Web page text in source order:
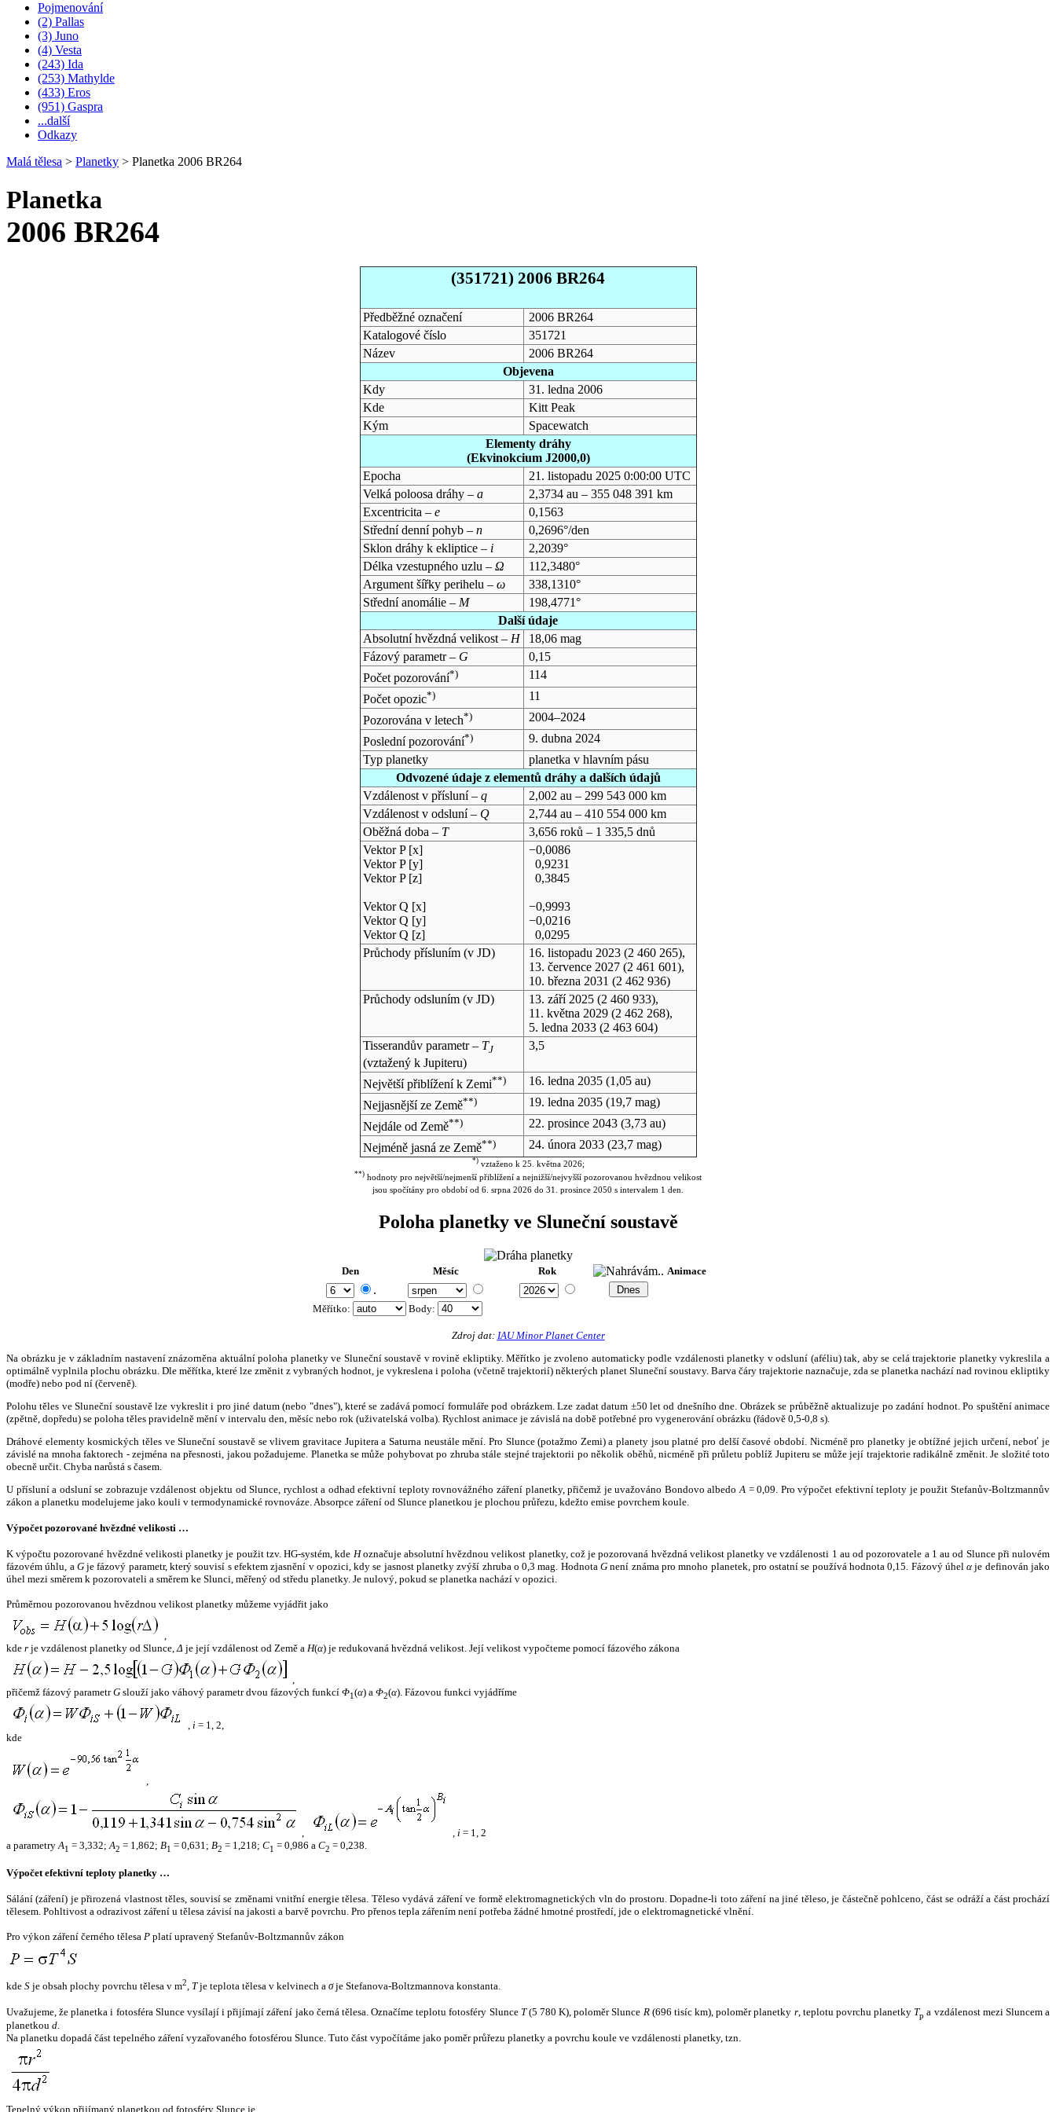
Pojmenování
(2) Pallas
(3) Juno
(4) Vesta
(243) Ida
(253) Mathylde
(433) Eros
(951) Gaspra
...další
Odkazy
Malá tělesa > Planetky > Planetka 2006 BR264
Planetka
2006 BR264
(351721) 2006 BR264
Předběžné označení
2006 BR264
Katalogové číslo
351721
Název
2006 BR264
Objevena
Kdy
31. ledna 2006
Kde
Kitt Peak
Kým
Spacewatch
Elementy dráhy
(Ekvinokcium J2000,0)
Epocha
21. listopadu 2025 0:00:00 UTC
Velká poloosa dráhy – a
2,3734 au – 355 048 391 km
Excentricita – e
0,1563
Střední denní pohyb – n
0,2696°/den
Sklon dráhy k ekliptice – i
2,2039°
Délka vzestupného uzlu – Ω
112,3480°
Argument šířky perihelu – ω
338,1310°
Střední anomálie – M
198,4771°
Další údaje
Absolutní hvězdná velikost – H
18,06 mag
Fázový parametr – G
0,15
Počet pozorování*)
114
Počet opozic*)
11
Pozorována v letech*)
2004–2024
Poslední pozorování*)
9. dubna 2024
Typ planetky
planetka v hlavním pásu
Odvozené údaje z elementů dráhy a dalších údajů
Vzdálenost v přísluní – q
2,002 au – 299 543 000 km
Vzdálenost v odsluní – Q
2,744 au – 410 554 000 km
Oběžná doba – T
3,656 roků – 1 335,5 dnů
Vektor P [x]
Vektor P [y]
Vektor P [z]
Vektor Q [x]
Vektor Q [y]
Vektor Q [z]
−0,0086
0,9231
0,3845
−0,9993
−0,0216
0,0295
Průchody přísluním (v JD) 16. listopadu 2023(2 460 265),
13. července 2027(2 461 601),
10. března 2031 (2 462 936)
Průchody odsluním (v JD) 13. září 2025(2 460 933),
11. května 2029(2 462 268),
5. ledna 2033(2 463 604)
Tisserandův parametr – TJ
(vztažený k Jupiteru)
3,5
Největší přiblížení k Zemi**) 16. ledna 2035(1,05 au)
Nejjasnější ze Země**) 19. ledna 2035(19,7 mag)
Nejdále od Země**) 22. prosince 2043(3,73 au)
Nejméně jasná ze Země**) 24. února 2033(23,7 mag)
*)vztaženo k 25. května 2026;
**) hodnoty pro největší/nejmenší přiblížení a nejnižší/nejvyšší pozorovanou hvězdnou velikost
jsou spočítány pro období od 6. srpna 2026 do 31. prosince 2050 s intervalem 1 den.
Poloha planetky ve Sluneční soustavě
Den Měsíc Rok Animace
.
Měřítko: Body:
Zdroj dat: IAU Minor Planet Center
Na obrázku je v základním nastavení znázorněna aktuální poloha planetky ve Sluneční soustavě v rovině ekliptiky. Měřítko je zvoleno automaticky podle vzdálenosti planetky v odsluní (aféliu) tak, aby se celá trajektorie planetky vykreslila a
optimálně vyplnila plochu obrázku. Dle měřítka, které lze změnit z vybraných hodnot, je vykreslena i poloha (včetně trajektorií) některých planet Sluneční soustavy. Barva čáry trajektorie naznačuje, zda se planetka nachází nad rovinou ekliptiky
(modře) nebo pod ní (červeně).
Polohu těles ve Sluneční soustavě lze vykreslit i pro jiné datum (nebo "dnes"), které se zadává pomocí formuláře pod obrázkem. Lze zadat datum ±50 let od dnešního dne. Obrázek se průběžně aktualizuje po zadání hodnot. Po spuštění animace
(zpětně, dopředu) se poloha těles pravidelně mění v intervalu den, měsíc nebo rok (uživatelská volba). Rychlost animace je závislá na době potřebné pro vygenerování obrázku (řádově 0,5-0,8 s).
Dráhové elementy kosmických těles ve Sluneční soustavě se vlivem gravitace Jupitera a Saturna neustále mění. Pro Slunce (potažmo Zemi) a planety jsou platné pro delší časové období. Nicméně pro planetky je obtížné jejich určení, neboť je
závislé na mnoha faktorech - zejména na přesnosti, jakou požadujeme. Planetka se může pohybovat po zhruba stále stejné trajektorii po několik oběhů, nicméně při průletu poblíž Jupiteru se může její trajektorie radikálně změnit. Je složité toto
obecně určit. Chyba narůstá s časem.
U přísluní a odsluní se zobrazuje vzdálenost objektu od Slunce, rychlost a odhad efektivní teploty rovnovážného záření planetky, přičemž je uvažováno Bondovo albedo A = 0,09. Pro výpočet efektivní teploty je použit Stefanův-Boltzmannův
zákon a planetku modelujeme jako kouli v termodynamické rovnováze. Absorpce záření od Slunce planetkou je plochou průřezu, kdežto emise povrchem koule.
Výpočet pozorované hvězdné velikosti …
K výpočtu pozorované hvězdné velikosti planetky je použit tzv. HG-systém, kde Hoznačuje absolutní hvězdnou velikost planetky, což je pozorovaná hvězdná velikost planetky ve vzdálenosti 1 au od pozorovatele a 1 au od Slunce při nulovém
fázovém úhlu, a Gje fázový parametr, který souvisí s efektem zjasnění v opozici, kdy se jasnost planetky zvýší zhruba o 0,3 mag. HodnotaG není známa pro mnoho planetek, pro ostatní se používá hodnota 0,15. Fázový úhelα je definován jako
úhel mezi směrem k pozorovateli a směrem ke Slunci, měřený od středu planetky. Je nulový, pokud se planetka nachází v opozici.
Průměrnou pozorovanou hvězdnou velikost planetky můžeme vyjádřit jako
,
kde r je vzdálenost planetky od Slunce,Δ je její vzdálenost od Země a H(α) je redukovaná hvězdná velikost. Její velikost vypočteme pomocí fázového zákona
,
přičemž fázový parametrG slouží jako váhový parametr dvou fázových funkcí Φ1(α) a Φ2(α). Fázovou funkci vyjádříme
, i = 1, 2,
kde
,
, , i = 1, 2
a parametryA1 = 3,332;A2 = 1,862; B1 = 0,631; B2 = 1,218; C1 = 0,986 a C2 = 0,238.
Výpočet efektivní teploty planetky …
Sálání (záření) je přirozená vlastnost těles, souvisí se změnami vnitřní energie tělesa. Těleso vydává záření ve formě elektromagnetických vln do prostoru. Dopadne-li toto záření na jiné těleso, je částečně pohlceno, část se odráží a část prochází
tělesem. Pohltivost a odrazivost záření u tělesa závisí na jakosti a barvě povrchu. Pro přenos tepla zářením není potřeba žádné hmotné prostředí, jde o elektromagnetické vlnění.
Pro výkon záření černého tělesa P platí upravený Stefanův-Boltzmannův zákon
kde S je obsah plochy povrchu tělesa v m2, Tje teplota tělesa v kelvinech a σje Stefanova-Boltzmannova konstanta.
Uvažujeme, že planetka i fotosféra Slunce vysílají i přijímají záření jako černá tělesa. Označíme teplotu fotosféry Slunce T(5 780 K), poloměr Slunce R(696 tisíc km), poloměr planetky r, teplotu povrchu planetky Tp a vzdálenost mezi Sluncem a
planetkou d.
Na planetku dopadá část tepelného záření vyzařovaného fotosférou Slunce. Tuto část vypočítáme jako poměr průřezu planetky a povrchu koule ve vzdálenosti planetky, tzn.
Tepelný výkon přijímaný planetkou od fotosféry Slunce je